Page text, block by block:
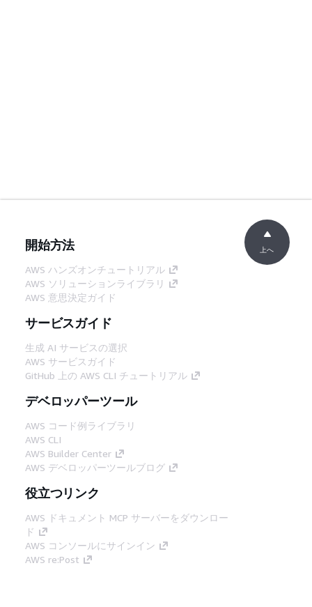
開始方法
AWS ハンズオンチュートリアル
AWS ソリューションライブラリ
AWS 意思決定ガイド
サービスガイド
生成 AI サービスの選択
AWS サービスガイド
GitHub 上の AWS CLI チュートリアル
デベロッパーツール
AWS コード例ライブラリ
AWS CLI
AWS Builder Center
AWS デベロッパーツールブログ
役立つリンク
AWS ドキュメント MCP サーバーをダウンロー
ド
AWS コンソールにサインイン
AWS re:Post
上へ